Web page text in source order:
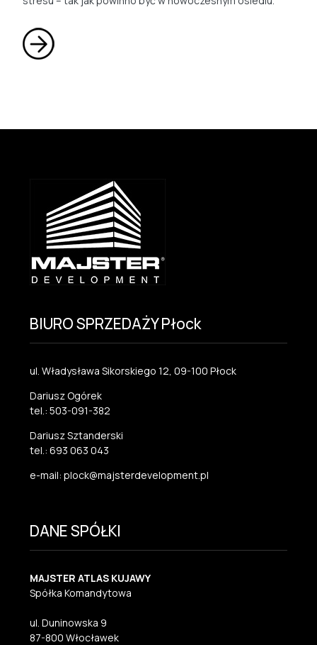
BIURO SPRZEDAŻY Płock
ul. Władysława Sikorskiego 12, 09-100 Płock
Dariusz Ogórek
tel.: 503-091-382
Dariusz Sztanderski
tel.: 693 063 043
e-mail: plock@majsterdevelopment.pl
DANE SPÓŁKI
MAJSTER ATLAS KUJAWY
Spółka Komandytowa
ul. Duninowska 9
87-800 Włocławek